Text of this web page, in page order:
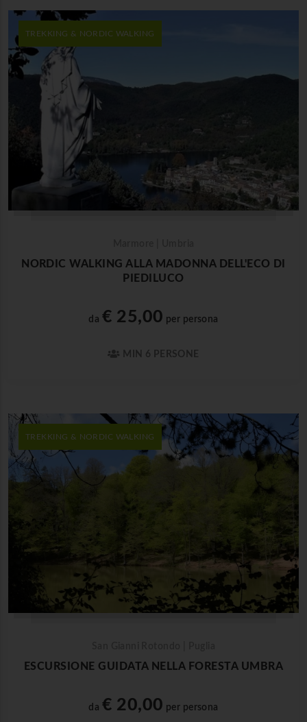
TREKKING & NORDIC WALKING
NORDIC WALKING ALLA MADONNA DELL'ECO DI
PIEDILUCO
da € 25,00 per persona
MIN 6 PERSONE
TREKKING & NORDIC WALKING
ESCURSIONE GUIDATA NELLA FORESTA UMBRA
da € 20,00 per persona